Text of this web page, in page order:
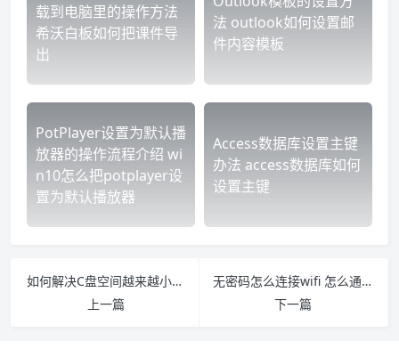
载到电脑里的操作方法
希沃白板如何把课件导
出
法 outlook如何设置邮
件内容模板
PotPlayer设置为默认播
放器的操作流程介绍 wi
n10怎么把potplayer设
置为默认播放器
Access数据库设置主键
办法 access数据库如何
设置主键
如何解决C盘空间越来越小的技巧 c盘空间越来越小怎么办
上一篇
无密码怎么连接wifi 怎么通过二维码扫描wifi密码
下一篇